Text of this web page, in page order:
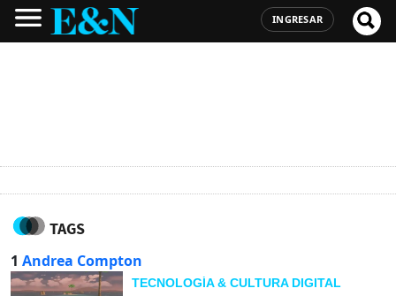
INGRESAR
TAGS
1 Andrea Compton
TECNOLOGÍA & CULTURA DIGITAL